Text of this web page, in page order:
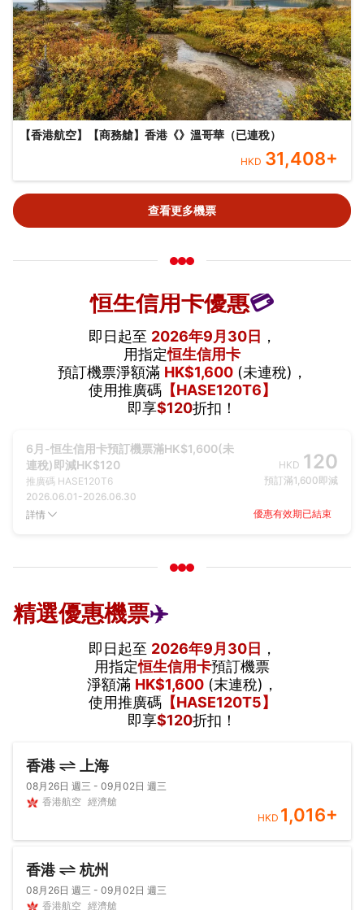
【香港航空】【商務艙】香港《》溫哥華（已連稅）
HKD 31,408+
查看更多機票
恒生信用卡優惠💳
即日起至 2026年9月30日 ，
用指定恒生信用卡
預訂機票淨額滿 HK$1,600(未連稅)，
使用推廣碼【HASE120T6】
即享$120折扣！
6月-恒生信用卡預訂機票滿HK$1,600(未
連稅)即減HK$120
推廣碼 HASE120T6
2026.06.01 -2026.06.30
HKD 120
預訂滿1,600即減
詳情 優惠有效期已結束
精選優惠機票✈️
即日起至 2026年9月30日 ，
用指定恒生信用卡預訂機票
淨額滿 HK$1,600(末連稅)，
使用推廣碼【HASE120T5】
即享$120折扣！
香港 上海
08月26日 週三 - 09月02日 週三
香港航空 經濟艙
HKD 1,016+
香港 杭州
08月26日 週三 - 09月02日 週三
香港航空 經濟艙